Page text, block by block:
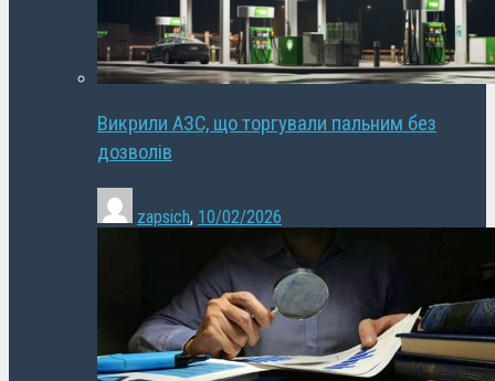
Викрили АЗС, що торгували пальним без
дозволів
zapsich, 10/02/2026